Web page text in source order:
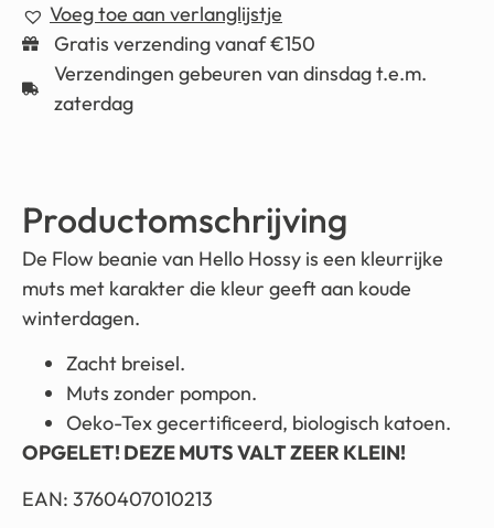
Voeg toe aan verlanglijstje
Gratis verzending vanaf €150
Verzendingen gebeuren van dinsdag t.e.m.
zaterdag
Productomschrijving
De Flow beanie van Hello Hossy is een kleurrijke
muts met karakter die kleur geeft aan koude
winterdagen.
Zacht breisel.
Muts zonder pompon.
Oeko-Tex gecertificeerd, biologisch katoen.
OPGELET! DEZE MUTS VALT ZEER KLEIN!
EAN: 3760407010213